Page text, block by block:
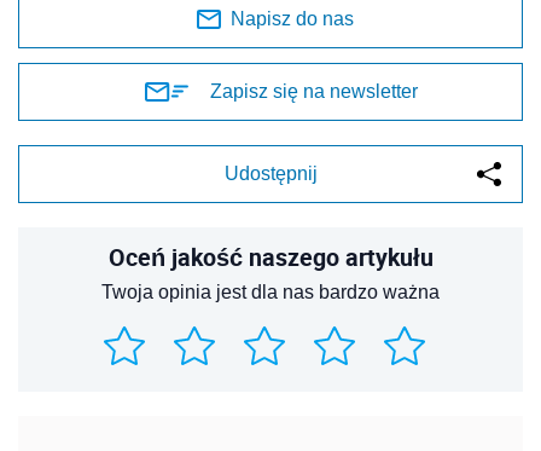
Napisz do nas
Zapisz się na newsletter
Udostępnij
Oceń jakość naszego artykułu
Twoja opinia jest dla nas bardzo ważna